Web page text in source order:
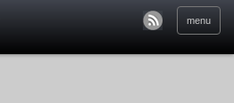
menu